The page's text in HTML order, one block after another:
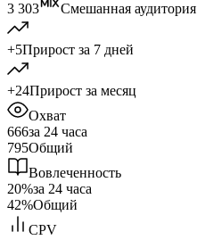
3 303
Смешанная аудитория
+5Прирост за 7 дней
+24Прирост за месяц
Охват
666за 24 часа
795Общий
Вовлеченность
20%за 24 часа
42%Общий
CPV